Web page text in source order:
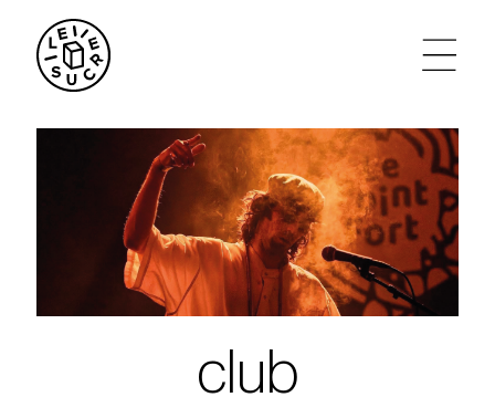
artistes
agenda
tickets
partenariats
club